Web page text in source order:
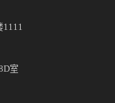
1111
室